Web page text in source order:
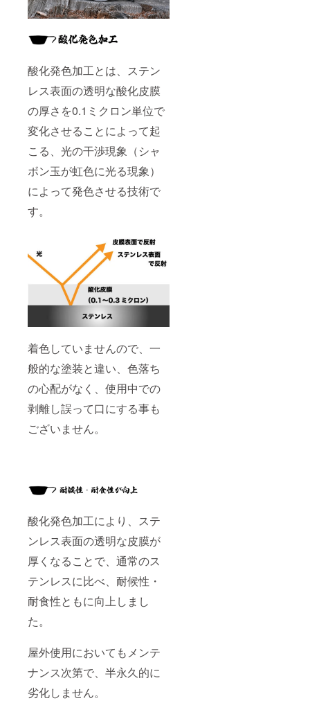
酸化発色加工とは、ステン
レス表面の透明な酸化皮膜
の厚さを0.1ミクロン単位で
変化させることによって起
こる、光の干渉現象（シャ
ボン玉が虹色に光る現象）
によって発色させる技術で
す。
着色していませんので、一
般的な塗装と違い、色落ち
の心配がなく、使用中での
剥離し誤って口にする事も
ございません。
酸化発色加工により、ステ
ンレス表面の透明な皮膜が
厚くなることで、通常のス
テンレスに比べ、耐候性・
耐食性ともに向上しまし
た。
屋外使用においてもメンテ
ナンス次第で、半永久的に
劣化しません。